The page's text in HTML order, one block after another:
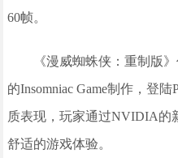
60帧。
《漫威蜘蛛侠：重制版
的Insomniac Game制作，登
质表现，玩家通过NVIDIA的
舒适的游戏体验。